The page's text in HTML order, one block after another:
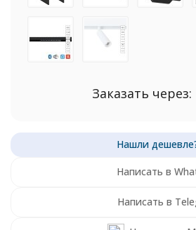
Заказать через:
Написать в
Написать в